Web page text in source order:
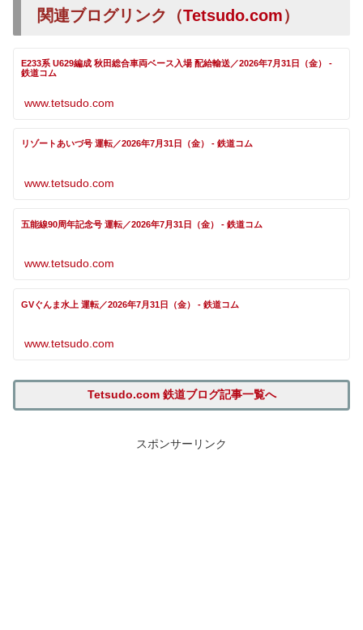
関連ブログリンク（Tetsudo.com）
E233系 U629編成 秋田総合車両ベース入場 配給輸送／2026年7月31日（金） -
鉄道コム
www.tetsudo.com
リゾートあいづ号 運転／2026年7月31日（金） - 鉄道コム
www.tetsudo.com
五能線90周年記念号 運転／2026年7月31日（金） - 鉄道コム
www.tetsudo.com
GVぐんま水上 運転／2026年7月31日（金） - 鉄道コム
www.tetsudo.com
Tetsudo.com 鉄道ブログ記事一覧へ
スポンサーリンク